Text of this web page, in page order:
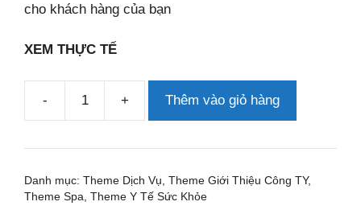
cho khách hàng của bạn
XEM THỰC TẾ
-
Theme
spa
số
+ Thêm vào giỏ hàng
Danh mục: Theme Dịch Vụ Theme Giới Thiệu Công TY,
Theme Spa Theme Y Tế Sức Khỏe